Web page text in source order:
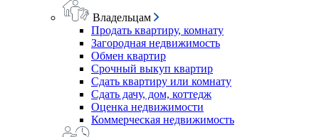
Владельцам
Продать квартиру, комнату
Загородная недвижимость
Обмен квартир
Срочный выкуп квартир
Сдать квартиру или комнату
Сдать дачу, дом, коттедж
Оценка недвижимости
Коммерческая недвижимость